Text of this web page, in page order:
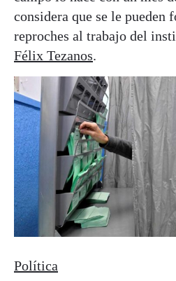
considera que se le pueden
reproches al trabajo del
Félix Tezanos.
Política